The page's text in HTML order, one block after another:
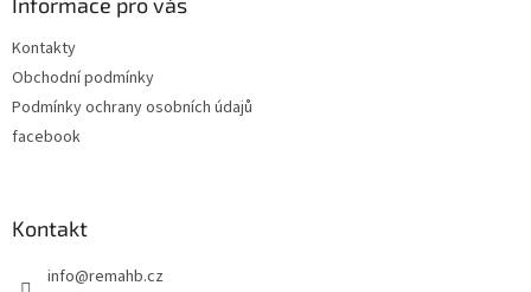
Kontakty
Obchodní podmínky
Podmínky ochrany osobních údajů
facebook
Kontakt
info@remahb.cz